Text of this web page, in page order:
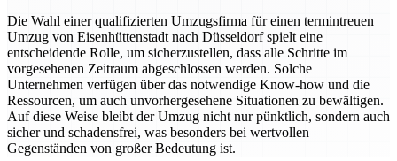
Die Wahl einer qualifizierten Umzugsfirma für einen termintreuen
Umzug von Eisenhüttenstadt nach Düsseldorf spielt eine
entscheidende Rolle, um sicherzustellen, dass alle Schritte im
vorgesehenen Zeitraum abgeschlossen werden. Solche
Unternehmen verfügen über das notwendige Know-how und die
Ressourcen, um auch unvorhergesehene Situationen zu bewältigen.
Auf diese Weise bleibt der Umzug nicht nur pünktlich, sondern auch
sicher und schadensfrei, was besonders bei wertvollen
Gegenständen von großer Bedeutung ist.